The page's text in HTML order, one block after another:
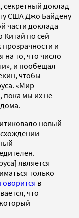
секретный доклад
США Джо Байдену
части доклада
Китай по сей
и
то, что число
и пообещал
чтобы
«Мир
пока мы их не
новый
является
только
говорится в
что